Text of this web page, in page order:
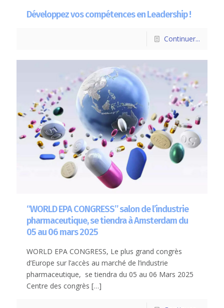
Développez vos compétences en Leadership !
Continuer...
“WORLD EPA CONGRESS” salon de l’industrie
pharmaceutique, se tiendra à Amsterdam du
05 au 06 mars 2025
WORLD EPA CONGRESS, Le plus grand congrès
d’Europe sur l’accès au marché de l’industrie
pharmaceutique, se tiendra du 05 au 06 Mars 2025
Centre des congrès […]